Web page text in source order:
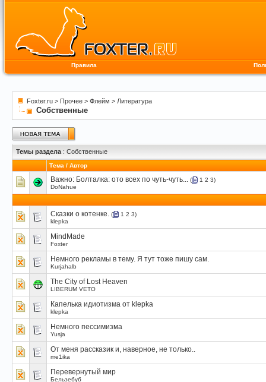
Правила
Foxter.ru > Прочее > Флейм > Литература
Собственные
Темы раздела : Собственные
Тема / Автор
Важно: Болталка: ото всех по чуть-чуть... ( 1 2 3)
DoNahue
Сказки о котенке. ( 1 2 3)
klepka
MindMade
Foxter
Немного рекламы в тему. Я тут тоже пишу сам.
Kurjahalb
The City of Lost Heaven
LIBERUM VETO
Капелька идиотизма от klepka
klepka
Немного пессимизма
Yusja
От меня рассказик и, наверное, не только..
me1ika
Перевернутый мир
Бельзебуб